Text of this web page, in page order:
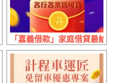
小額借貸 | 低利週轉 店面保障
「嘉義借款」家庭借貸最給